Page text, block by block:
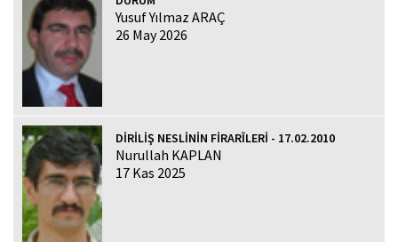
Yusuf Yılmaz ARAÇ
26 May 2026
DİRİLİŞ NESLİNİN FİRARÎLERİ - 17.02.2010
Nurullah KAPLAN
17 Kas 2025